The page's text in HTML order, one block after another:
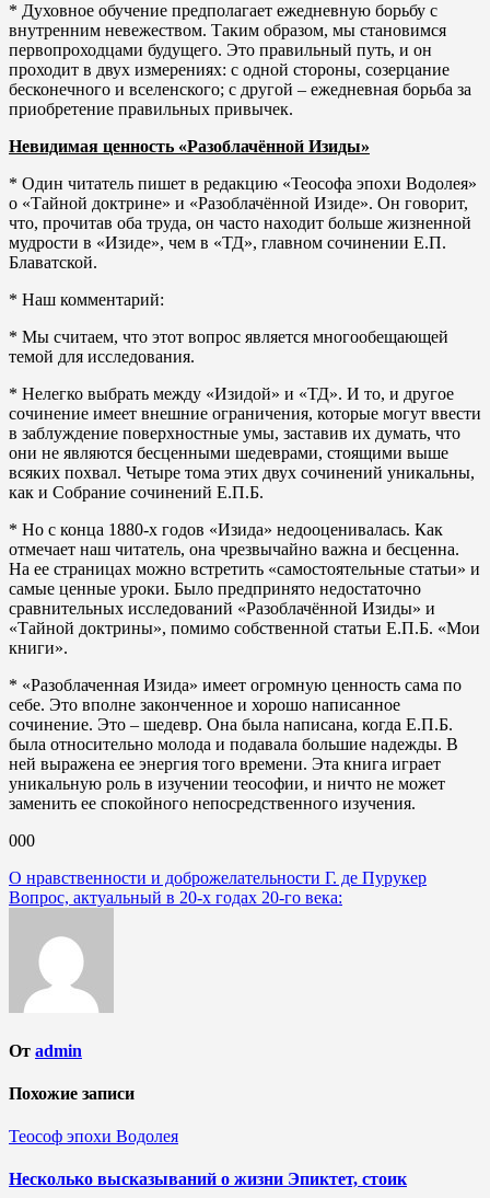
* Духовное обучение предполагает ежедневную борьбу с
внутренним невежеством. Таким образом, мы становимся
первопроходцами будущего. Это правильный путь, и он
проходит в двух измерениях: с одной стороны, созерцание
бесконечного и вселенского; с другой – ежедневная борьба за
приобретение правильных привычек.
Невидимая ценность «Разоблачённой Изиды»
* Один читатель пишет в редакцию «Теософа эпохи Водолея»
о «Тайной доктрине» и «Разоблачённой Изиде». Он говорит,
что, прочитав оба труда, он часто находит больше жизненной
мудрости в «Изиде», чем в «ТД», главном сочинении Е.П.
Блаватской.
* Наш комментарий:
* Мы считаем, что этот вопрос является многообещающей
темой для исследования.
* Нелегко выбрать между «Изидой» и «ТД». И то, и другое
сочинение имеет внешние ограничения, которые могут ввести
в заблуждение поверхностные умы, заставив их думать, что
они не являются бесценными шедеврами, стоящими выше
всяких похвал. Четыре тома этих двух сочинений уникальны,
как и Собрание сочинений Е.П.Б.
* Но с конца 1880-х годов «Изида» недооценивалась. Как
отмечает наш читатель, она чрезвычайно важна и бесценна.
На ее страницах можно встретить «самостоятельные статьи» и
самые ценные уроки. Было предпринято недостаточно
сравнительных исследований «Разоблачённой Изиды» и
«Тайной доктрины», помимо собственной статьи Е.П.Б. «Мои
книги».
* «Разоблаченная Изида» имеет огромную ценность сама по
себе. Это вполне законченное и хорошо написанное
сочинение. Это – шедевр. Она была написана, когда Е.П.Б.
была относительно молода и подавала большие надежды. В
ней выражена ее энергия того времени. Эта книга играет
уникальную роль в изучении теософии, и ничто не может
заменить ее спокойного непосредственного изучения.
000
Навигация
по
записям
О нравственности и доброжелательности Г. де Пурукер
Вопрос, актуальный в 20-х годах 20-го века:
От admin
Похожие записи
Теософ эпохи Водолея
Несколько высказываний о жизни Эпиктет, стоик